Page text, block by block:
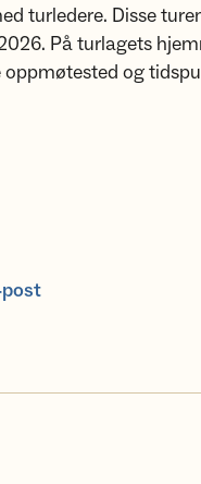
turledere. Disse
På turlagets
og
post